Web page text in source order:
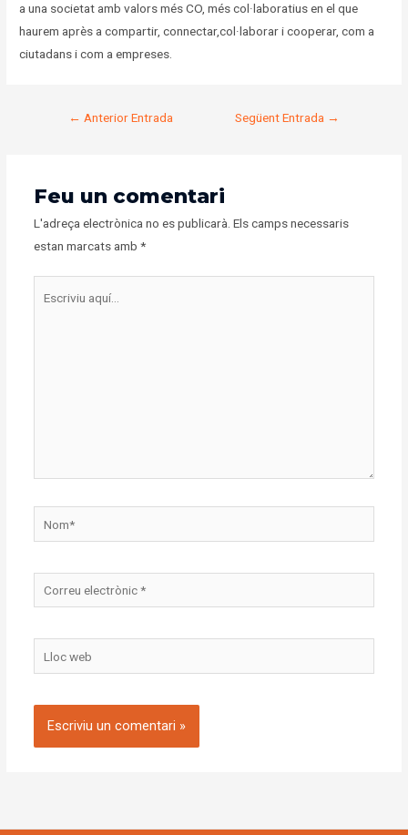
a una societat amb valors més CO, més col·laboratius en el que
haurem après a compartir, connectar,col·laborar i cooperar, com a
ciutadans i com a empreses.
← Anterior Entrada Següent Entrada →
Feu un comentari
L'adreça electrònica no es publicarà. Els camps necessaris
estan marcats amb *
electrònic
Lloc
web